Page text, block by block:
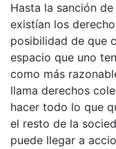
Hasta la sanción
existían los
posibilidad de que
espacio que uno
como más
llama derechos
hacer todo lo que
el resto de la
puede llegar a